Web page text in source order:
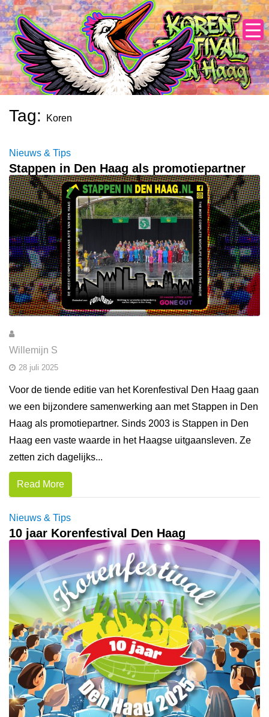
Skip
to
content
Tag: Koren
Nieuws & Tips
Stappen in Den Haag als promotiepartner
Willemijn S
28 juli 2025
Voor de tiende editie van het Korenfestival Den Haag gaan
we een bijzondere samenwerking aan met Stappen in Den
Haag als promotiepartner. Sinds 2003 is Stappen in Den
Haag een vaste waarde in het Haagse uitgaansleven. Ze
zetten zich dagelijks...
Read More
Nieuws & Tips
10 jaar Korenfestival Den Haag